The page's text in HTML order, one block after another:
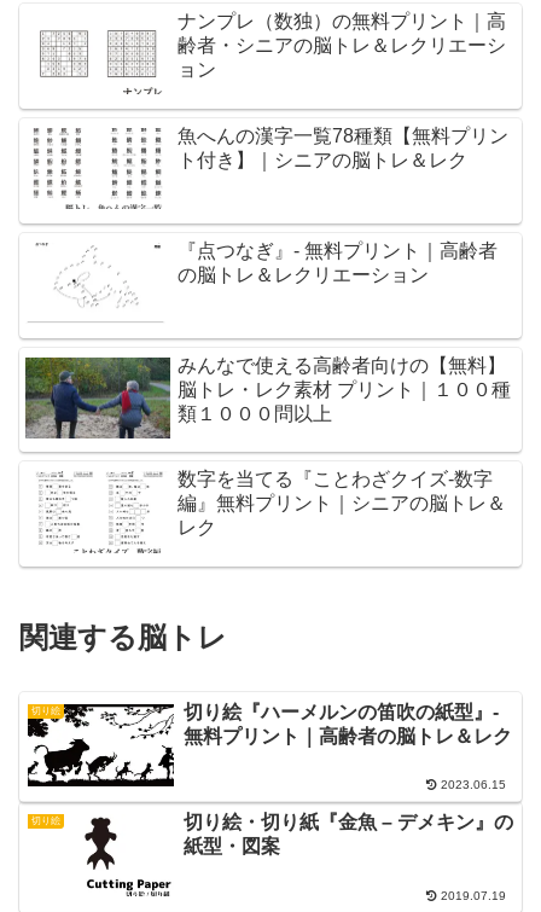
ナンプレ（数独）の無料プリント｜高
齢者・シニアの脳トレ＆レクリエーシ
ョン
魚へんの漢字一覧78種類【無料プリン
ト付き】｜シニアの脳トレ＆レク
『点つなぎ』- 無料プリント｜高齢者
の脳トレ＆レクリエーション
みんなで使える高齢者向けの【無料】
脳トレ・レク素材 プリント｜１００種
類１０００問以上
数字を当てる『ことわざクイズ-数字
編』無料プリント｜シニアの脳トレ＆
レク
関連する脳トレ
切り絵
切り絵『ハーメルンの笛吹の紙型』-
無料プリント｜高齢者の脳トレ＆レク
2023.06.15
切り絵
切り絵・切り紙『金魚 – デメキン』の
紙型・図案
2019.07.19